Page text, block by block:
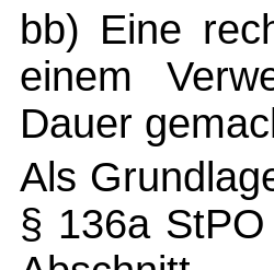
bb) Eine
einem
Dauer
Als
§ 136a